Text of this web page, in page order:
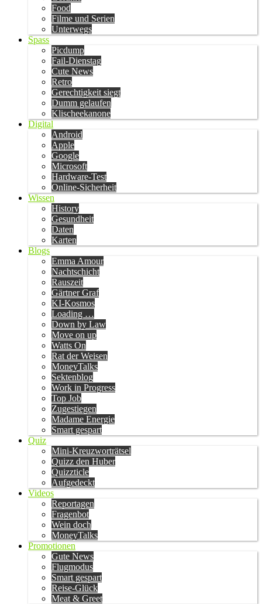
Food
Filme und Serien
Unterwegs
Spass
Picdump
Fail-Dienstag
Cute News
Retro
Gerechtigkeit siegt
Dumm gelaufen
Klischeekanone
Digital
Android
Apple
Google
Microsoft
Hardware-Test
Online-Sicherheit
Wissen
History
Gesundheit
Daten
Karten
Blogs
Emma Amour
Nachtschicht
Rauszeit
Gärtner Graf
KI-Kosmos
Loading …
Down by Law
Move on up
Watts On
Rat der Weisen
MoneyTalks
Sektenblog
Work in Progress
Top Job
Zugestiegen
Madame Energie
Smart gespart
Quiz
Mini-Kreuzworträtsel
Quizz den Huber
Quizzticle
Aufgedeckt
Videos
Reportagen
Fragenbot
Wein doch
MoneyTalks
Promotionen
Gute News
Flugmodus
Smart gespart
Reise-Glück
Meat & Greet